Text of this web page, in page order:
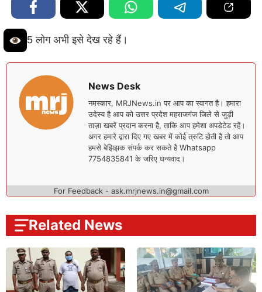
5 लोग अभी इसे देख रहे हैं।
News Desk
नमस्कार, MRJNews.in पर आप का स्वागत है। हमारा
उदेस्य है आप को उत्तर प्रदेश महराजगंज जिले से जुड़ी
ताज़ा खबरें प्रदान करना है, ताकि आप हमेशा अपडेटेड रहें।
अगर हमारे द्वारा दिए गए खबर में कोई त्रुटि होती है तो आप
हमसे बेझिझक संपर्क कर सकते है Whatsapp
7754835841 के जरिए धन्यवाद।
For Feedback - ask.mrjnews.in@gmail.com
Related News